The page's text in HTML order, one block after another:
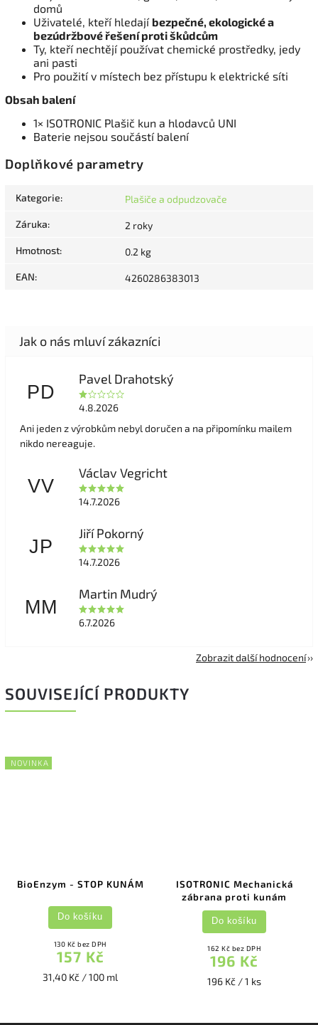
domů
Uživatelé, kteří hledají bezpečné, ekologické a
bezúdržbové řešení proti škůdcům
Ty, kteří nechtějí používat chemické prostředky, jedy
ani pasti
Pro použití v místech bez přístupu k elektrické síti
Obsah balení
1× ISOTRONIC Plašič kun a hlodavců UNI
Baterie nejsou součástí balení
Doplňkové parametry
Kategorie: Plašiče a odpudzovače
Záruka: 2 roky
Hmotnost: 0.2 kg
EAN: 4260286383013
PD
Pavel Drahotský
4.8.2026
Ani jeden z výrobkům nebyl doručen a na připomínku mailem
nikdo nereaguje.
VV
Václav Vegricht
14.7.2026
JP
Jiří Pokorný
14.7.2026
MM
Martin Mudrý
6.7.2026
Zobrazit další hodnocení
SOUVISEJÍCÍ PRODUKTY
NOVINKA
BioEnzym - STOP KUNÁM
130 Kč bez DPH
157 Kč
31,40 Kč / 100 ml
Do košíku
ISOTRONIC Mechanická
zábrana proti kunám
162 Kč bez DPH
196 Kč
196 Kč / 1 ks
Do košíku